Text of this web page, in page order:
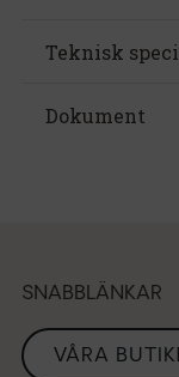
Teknisk
Dokument
SNABBLÄNKAR
VÅRA